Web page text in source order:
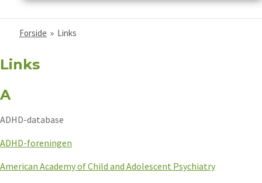
Forside » Links
Links
A
ADHD-database
ADHD-foreningen
American Academy of Child and Adolescent Psychiatry